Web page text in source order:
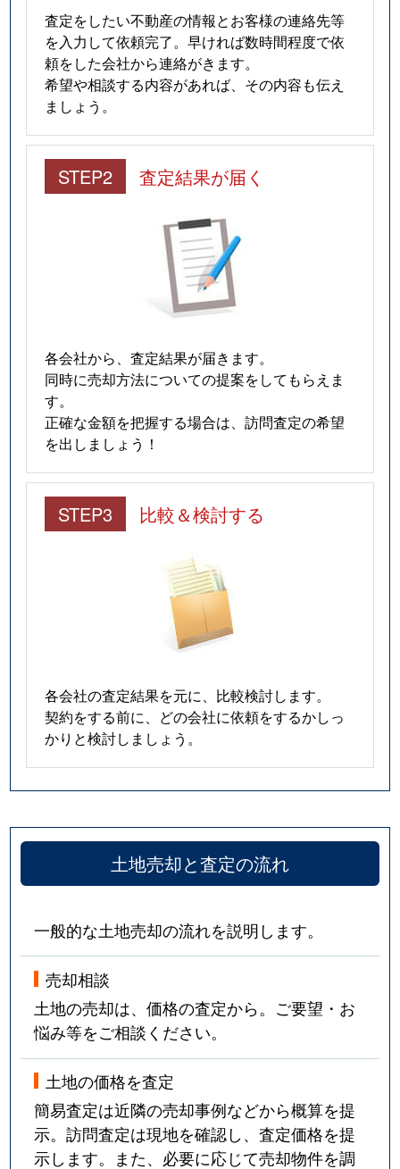
査定をしたい不動産の情報とお客様の連絡先等
を入力して依頼完了。早ければ数時間程度で依
頼をした会社から連絡がきます。
希望や相談する内容があれば、その内容も伝え
ましょう。
STEP2 査定結果が届く
各会社から、査定結果が届きます。
同時に売却方法についての提案をしてもらえま
す。
正確な金額を把握する場合は、訪問査定の希望
を出しましょう！
STEP3 比較＆検討する
各会社の査定結果を元に、比較検討します。
契約をする前に、どの会社に依頼をするかしっ
かりと検討しましょう。
土地売却と査定の流れ
一般的な土地売却の流れを説明します。
売却相談
土地の売却は、価格の査定から。ご要望・お
悩み等をご相談ください。
土地の価格を査定
簡易査定は近隣の売却事例などから概算を提
示。訪問査定は現地を確認し、査定価格を提
示します。また、必要に応じて売却物件を調